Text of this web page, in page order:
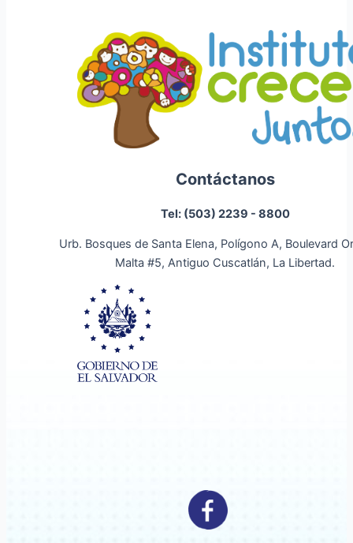
Contáctanos
Tel: (503) 2239 - 8800
Urb. Bosques de Santa Elena, Polígono A, Boulevard
Malta #5, Antiguo Cuscatlán, La Libertad.